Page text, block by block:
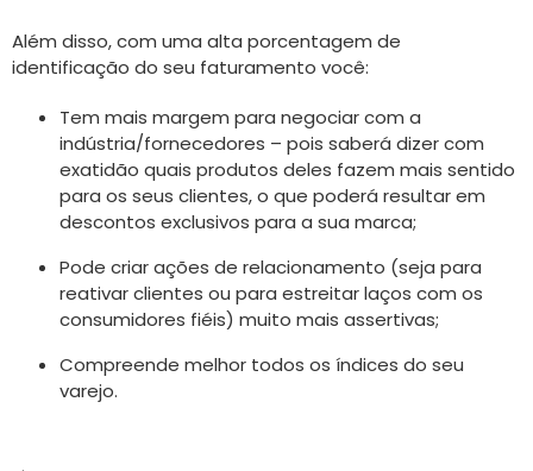
Além disso, com uma alta porcentagem de
identificação do seu faturamento você:
Tem mais margem para negociar com a
indústria/fornecedores – pois saberá dizer com
exatidão quais produtos deles fazem mais sentido
para os seus clientes, o que poderá resultar em
descontos exclusivos para a sua marca;
Pode criar ações de relacionamento (seja para
reativar clientes ou para estreitar laços com os
consumidores fiéis) muito mais assertivas;
Compreende melhor todos os índices do seu
varejo.